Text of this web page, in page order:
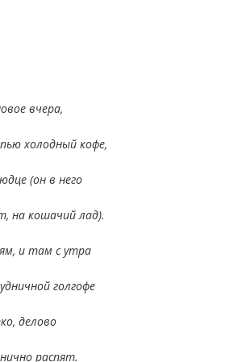
вчера,
холодный кофе,
(он в него
на кошачий лад).
и там с утра
голгофе
делово
распят.